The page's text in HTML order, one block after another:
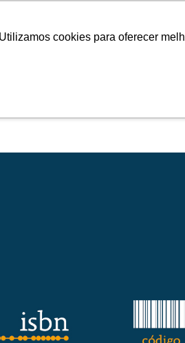
Utilizamos cookies para oferecer